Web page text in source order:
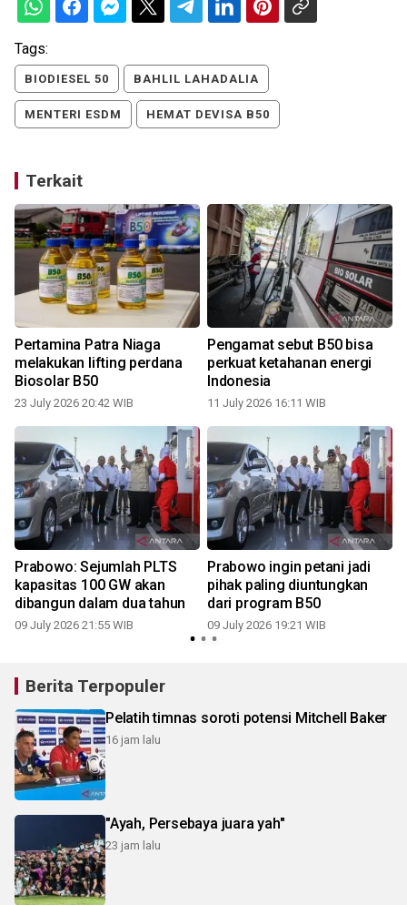
Tags:
BIODIESEL 50 BAHLIL LAHADALIA
MENTERI ESDM HEMAT DEVISA B50
Terkait
Pertamina Patra Niaga
melakukan lifting perdana
Biosolar B50
23 July 2026 20:42 WIB
Pengamat sebut B50 bisa
perkuat ketahanan energi
Indonesia
11 July 2026 16:11 WIB
Prabowo: Sejumlah PLTS
kapasitas 100 GW akan
dibangun dalam dua tahun
09 July 2026 21:55 WIB
Prabowo ingin petani jadi
pihak paling diuntungkan
dari program B50
09 July 2026 19:21 WIB
Berita Terpopuler
Pelatih timnas soroti potensi Mitchell Baker
16 jam lalu
"Ayah, Persebaya juara yah"
23 jam lalu